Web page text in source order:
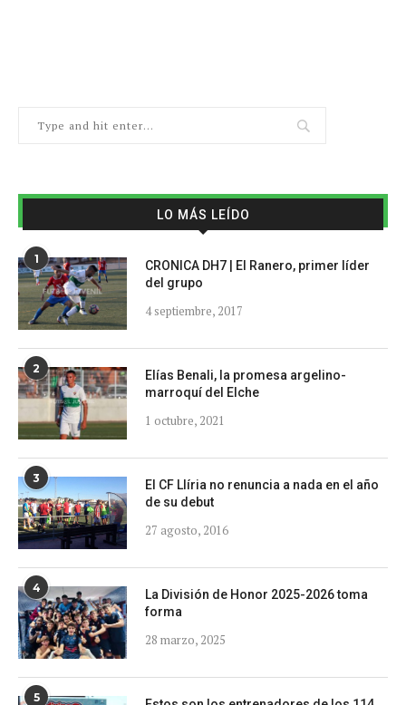
LO MÁS LEÍDO
1
CRONICA DH7 | El Ranero, primer líder
del grupo
4 septiembre, 2017
2
Elías Benali, la promesa argelino-
marroquí del Elche
1 octubre, 2021
3
El CF Llíria no renuncia a nada en el año
de su debut
27 agosto, 2016
4
La División de Honor 2025-2026 toma
forma
28 marzo, 2025
5